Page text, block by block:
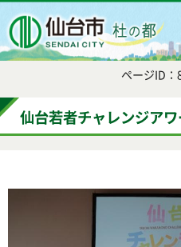
ページID：
仙台若者チャレンジア